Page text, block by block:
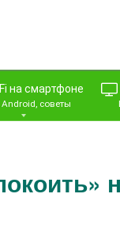
на смартфоне
Android, советы